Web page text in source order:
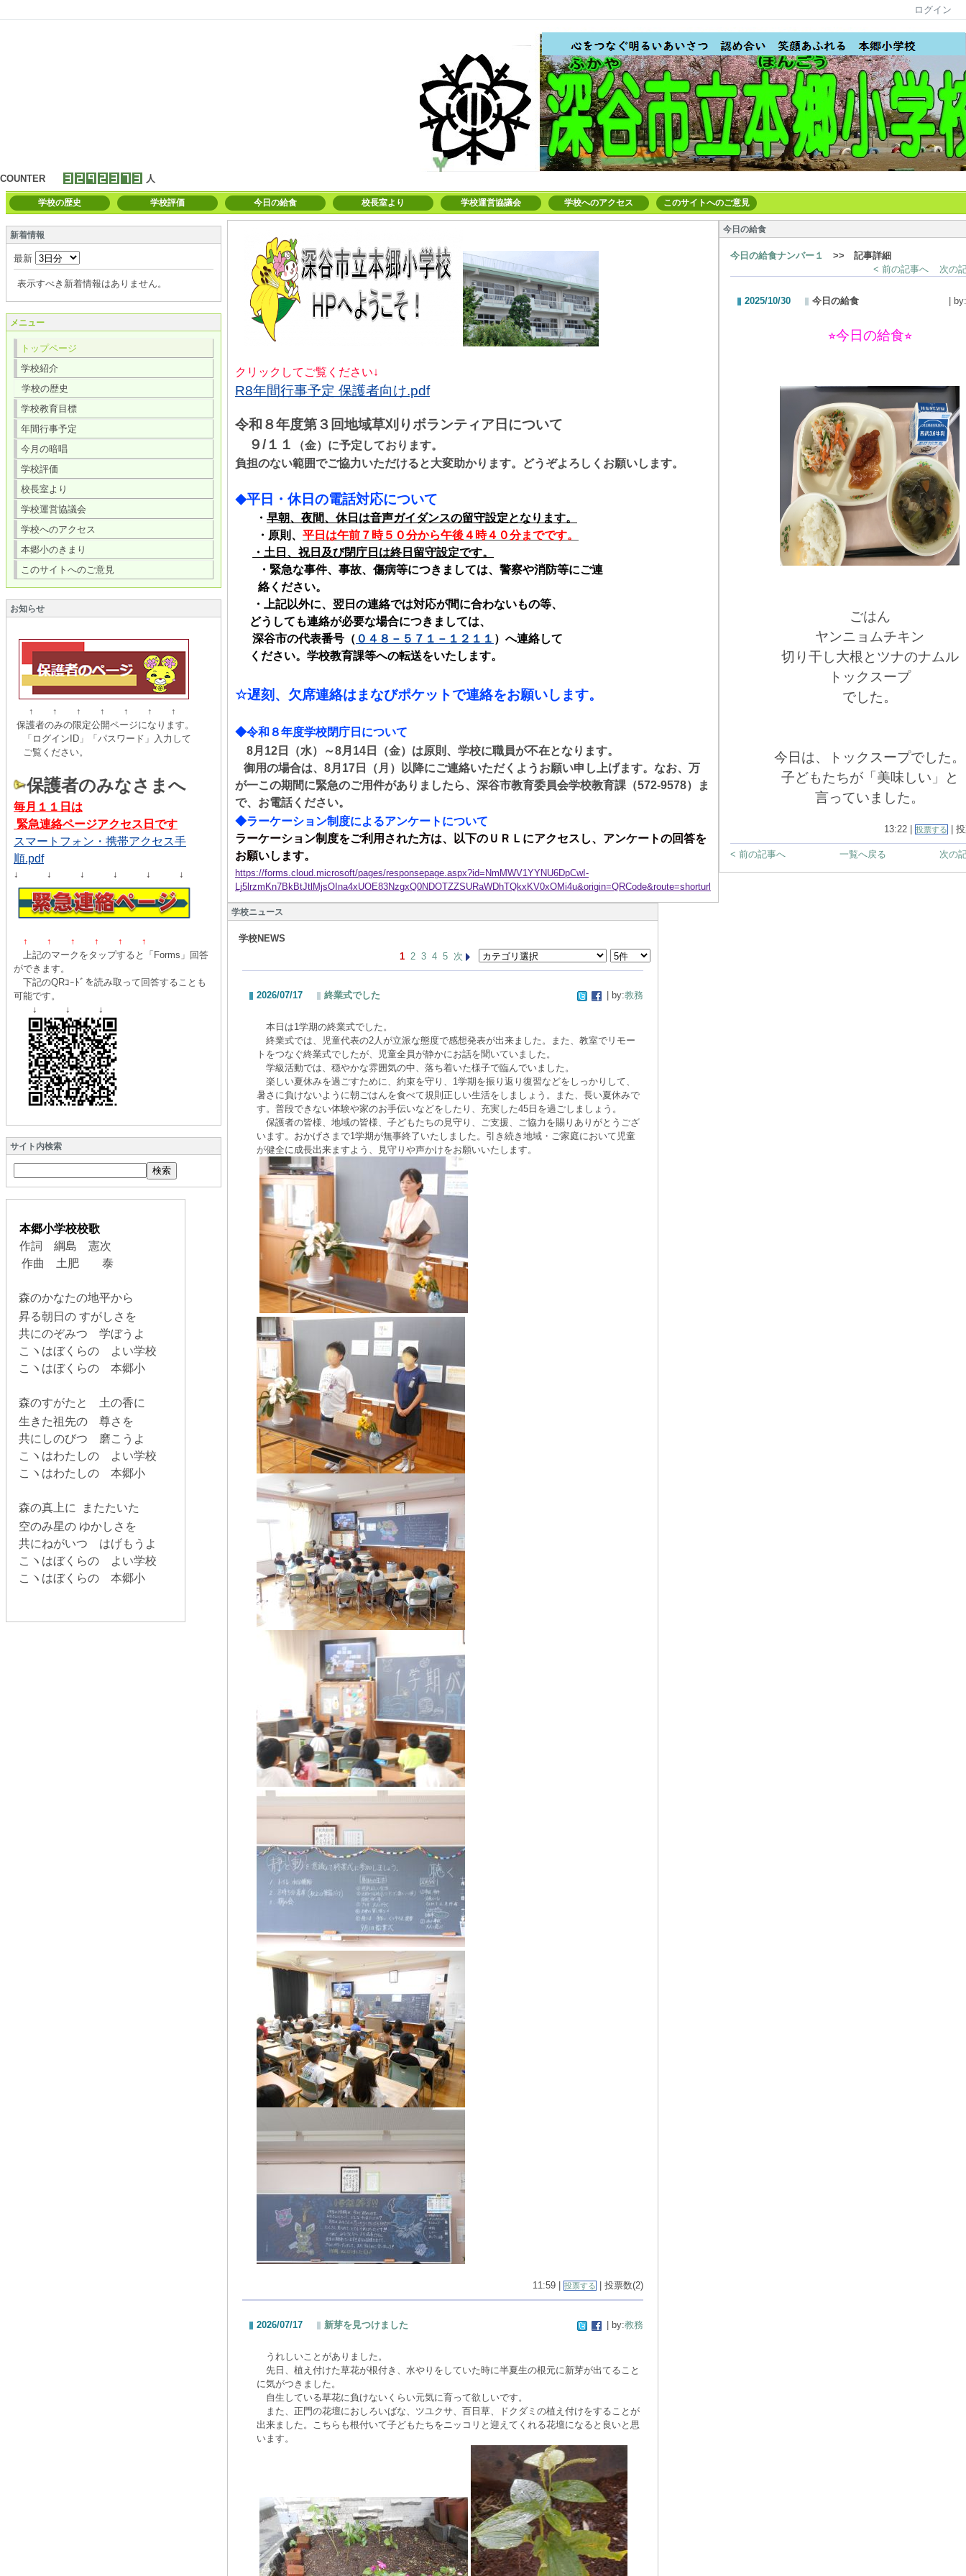
ログイン
COUNTER 人
学校の歴史 学校評価 今日の給食 校長室より 学校運営協議会 学校へのアクセス このサイトへのご意見
新着情報
最新
表示すべき新着情報はありません。
メニュー
トップページ
学校紹介
学校の歴史
学校教育目標
年間行事予定
今月の暗唱
学校評価
校長室より
学校運営協議会
学校へのアクセス
本郷小のきまり
このサイトへのご意見
お知らせ
↑ ↑ ↑ ↑ ↑ ↑ ↑
保護者のみの限定公開ページになります。
「ログインID」「パスワード」入力して
ご覧ください。
保護者のみなさまへ
毎月１１日は
緊急連絡ページアクセス日です
スマートフォン・携帯アクセス手
順.pdf
↓ ↓ ↓ ↓ ↓ ↓
↑ ↑ ↑ ↑ ↑ ↑
上記のマークをタップすると「Forms」回答
ができます。
下記のQRｺｰﾄﾞを読み取って回答することも
可能です。
↓ ↓ ↓
サイト内検索
本郷小学校校歌
作詞 綱島 憲次
作曲 土肥 泰
森のかなたの地平から
昇る朝日の すがしさを
共にのぞみつ 学ぼうよ
こヽはぼくらの よい学校
こヽはぼくらの 本郷小
森のすがたと 土の香に
生きた祖先の 尊さを
共にしのびつ 磨こうよ
こヽはわたしの よい学校
こヽはわたしの 本郷小
森の真上に またたいた
空のみ星の ゆかしさを
共にねがいつ はげもうよ
こヽはぼくらの よい学校
こヽはぼくらの 本郷小
クリックしてご覧ください↓
R8年間行事予定 保護者向け.pdf
令和８年度第３回地域草刈りボランティア日について
９/１１
（金）に予定しております。
負担のない範囲でご協力いただけると大変助かります。どうぞよろしくお願いします。
◆平日・休日の電話対応について
・ 早朝、夜間、休日は音声ガイダンスの留守設定となります。
・原則、 平日は午前７時５０分から午後４時４０分までです。
・土日、祝日及び閉庁日は終日留守設定です。
・緊急な事件、事故、傷病等につきましては、警察や消防等にご連
絡ください。
・上記以外に、翌日の連絡では対応が間に合わないもの等、
どうしても連絡が必要な場合につきましては、
深谷市の代表番号（ ０４８－５７１－１２１１ ）へ連絡して
ください。学校教育課等への転送をいたします。
☆遅刻、 欠席連絡はまなびポケットで連絡をお願いします。
◆令和８年度学校閉庁日について
8月 12 日（水）～8月 14 日（金）は原則、学校に職員が不在となります。
御用の場合は、 8月 17 日（月）以降にご連絡いただくようお願い申し上げます。なお、万
が一この期間に緊急のご用件がありましたら、深谷市教育委員会学校教育課（572-9578）ま
で、お電話ください。
◆ラーケーション制度によるアンケートについて
ラーケーション制度をご利用された方は、以下のＵＲＬにアクセスし、アンケートの回答を
お願いします。
https://forms.cloud.microsoft/pages/responsepage.aspx?id=NmMWV1YYNU6DpCwI-
Lj5lrzmKn7BkBtJtlMjsOIna4xUOE83NzgxQ0NDOTZZSURaWDhTQkxKV0xOMi4u&origin=QRCode&route=shorturl
学校ニュース
学校NEWS
1 2 3 4 5 次
2026/07/17 終業式でした | by:教務
本日は1学期の終業式でした。
終業式では、児童代表の2人が立派な態度で感想発表が出来ました。また、教室でリモー
トをつなぐ終業式でしたが、児童全員が静かにお話を聞いていました。
学級活動では、穏やかな雰囲気の中、落ち着いた様子で臨んでいました。
楽しい夏休みを過ごすために、約束を守り、1学期を振り返り復習などをしっかりして、
暑さに負けないように朝ごはんを食べて規則正しい生活をしましょう。また、長い夏休みで
す。普段できない体験や家のお手伝いなどをしたり、充実した45日を過ごしましょう。
保護者の皆様、地域の皆様、子どもたちの見守り、ご支援、ご協力を賜りありがとうござ
います。おかげさまで1学期が無事終了いたしました。引き続き地域・ご家庭において児童
が健全に成長出来ますよう、見守りや声かけをお願いいたします。
11:59 | 投票する | 投票数(2)
2026/07/17 新芽を見つけました | by:教務
うれしいことがありました。
先日、植え付けた草花が根付き、水やりをしていた時に半夏生の根元に新芽が出てること
に気がつきました。
自生している草花に負けないくらい元気に育って欲しいです。
また、正門の花壇におしろいばな、ツユクサ、百日草、ドクダミの植え付けをすることが
出来ました。こちらも根付いて子どもたちをニッコリと迎えてくれる花壇になると良いと思
います。
今日の給食
今日の給食ナンバー１
>> 記事詳細
< 前の記事へ
次の
2025/10/30 今日の給食 | by:
⭐︎今日の給食⭐︎
ごはん
ヤンニョムチキン
切り干し大根とツナのナムル
トックスープ
でした。
今日は、トックスープでした。
子どもたちが「美味しい」と
言っていました。
13:22 | 投票する |
< 前の記事へ 次の
一覧へ戻る